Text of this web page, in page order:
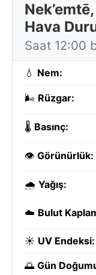
Hava
Saat 12:00
💧 Nem:
🌬️ Rüzgar:
🌡️ Basınç:
👁️ Görünürlük:
🌧️ Yağış:
☁️ Bulut
☀️ UV Endeksi:
🌅 Gün